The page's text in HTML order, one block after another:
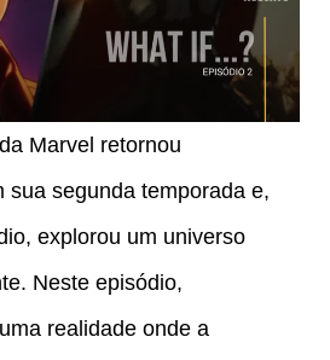
Marvel retornou
sua segunda temporada e,
explorou um universo
Neste episódio,
realidade onde a